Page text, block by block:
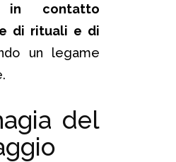
in contatto
di rituali e di
un legame
del